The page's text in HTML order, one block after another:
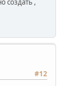
создать ,
#12